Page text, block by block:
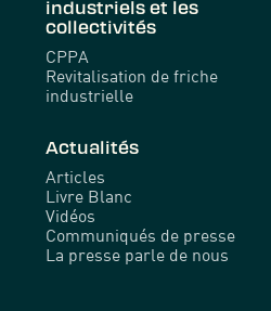
industriels et les
collectivités
CPPA
Revitalisation de friche
industrielle
Actualités
Articles
Livre Blanc
Vidéos
Communiqués de presse
La presse parle de nous